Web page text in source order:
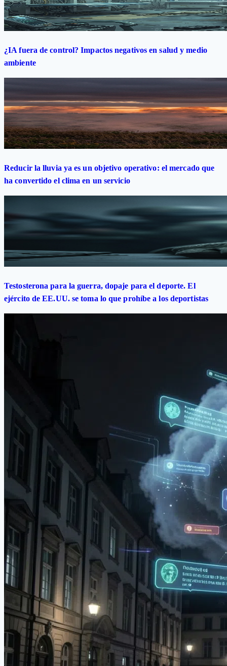
¿IA fuera de control? Impactos negativos en salud y medio
ambiente
Reducir la lluvia ya es un objetivo operativo: el mercado que
ha convertido el clima en un servicio
Testosterona para la guerra, dopaje para el deporte. El
ejército de EE.UU. se toma lo que prohíbe a los deportistas